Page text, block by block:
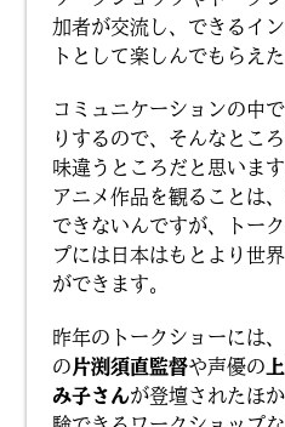
加者が交流し、できるイ
トとして楽しんでもらえ
コミュニケーションの中
りするので、そんなとこ
味違うところだと思います
アニメ作品を観ることは
できないんですが、トー
プには日本はもとより世
ができます。
昨年のトークショーには
の片渕須直監督や声優の
み子さんが登壇されたほ